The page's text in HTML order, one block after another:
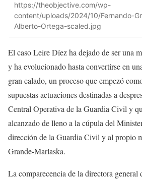
https://theobjective.com/wp-
content/uploads/2024/10/Fernando-
Alberto-Ortega-scaled.jpg
El caso Leire Díez ha dejado de ser una
y ha evolucionado hasta convertirse en
gran calado, un proceso que empezó
supuestas actuaciones destinadas a
Central Operativa de la Guardia Civil y
alcanzado de lleno a la cúpula del
dirección de la Guardia Civil y al propio
Grande-Marlaska.
La comparecencia de la directora